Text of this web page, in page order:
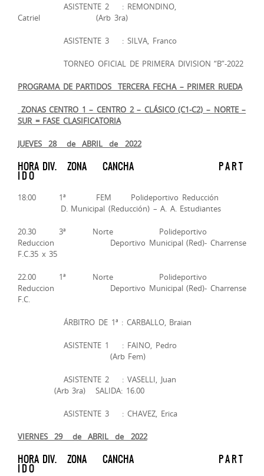
ASISTENTE 2 : REMONDINO,
Catriel (Arb 3ra)
ASISTENTE 3 : SILVA, Franco
TORNEO OFICIAL DE PRIMERA DIVISION “B”-2022
PROGRAMA DE PARTIDOS ­­ TERCERA FECHA – PRIMER RUEDA
ZONAS CENTRO 1 – CENTRO 2 – CLÁSICO (C1-C2) – NORTE –
SUR = FASE CLASIFICATORIA
JUEVES 28 de ABRIL de 2022
HORA DIV. ZONA CANCHA P A R T
I D O
18:00 1ª FEM Polideportivo Reducción
D. Municipal (Reducción) – A. A. Estudiantes
20.30 3ª Norte Polideportivo
Reduccion Deportivo Municipal (Red)- Charrense
F.C.35 x 35
22.00 1ª Norte Polideportivo
Reduccion Deportivo Municipal (Red)- Charrense
F.C.
ÁRBITRO DE 1ª : CARBALLO, Braian
ASISTENTE 1 : FAINO, Pedro
(Arb Fem)
ASISTENTE 2 : VASELLI, Juan
(Arb 3ra) SALIDA: 16.00
ASISTENTE 3 : CHAVEZ, Erica
VIERNES 29 de ABRIL de 2022
HORA DIV. ZONA CANCHA P A R T
I D O